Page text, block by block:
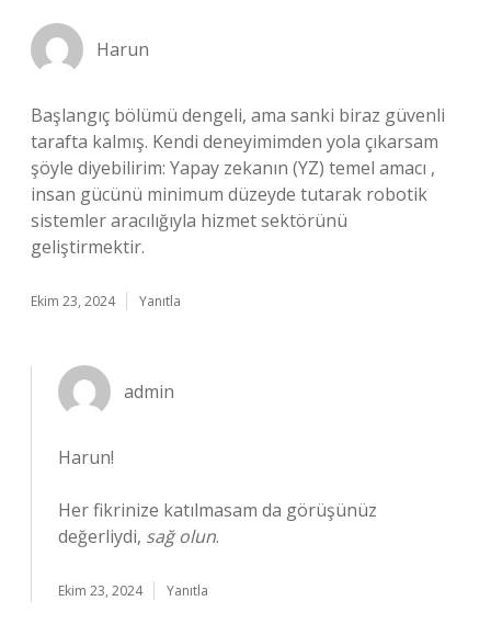
Harun
Başlangıç bölümü dengeli, ama sanki biraz güvenli
tarafta kalmış. Kendi deneyimimden yola çıkarsam
şöyle diyebilirim: Yapay zekanın (YZ) temel amacı ,
insan gücünü minimum düzeyde tutarak robotik
sistemler aracılığıyla hizmet sektörünü
geliştirmektir.
Ekim 23, 2024 Yanıtla
admin
Harun!
Her fikrinize katılmasam da görüşünüz
değerliydi, sağ olun.
Ekim 23, 2024 Yanıtla